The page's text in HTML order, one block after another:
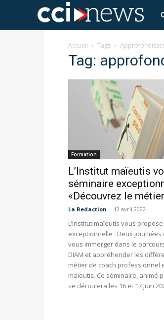
CCI
Accueil Tags
Tag:
Formation
L’Institut maïeutis
séminaire
«Découvrez le
La Redaction - 12 avril 2022
L’Institut maïeutis vous
exceptionnelle : Deux
vous immerger dans le
DIAM et appréhender les
métier de coach professionnel
maïeutis. Ce séminaire, animé
se déroulera les 16 et 17 juin